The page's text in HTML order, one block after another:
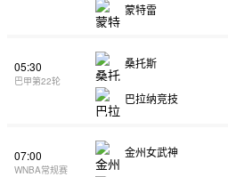
蒙特雷
05:30
巴甲第22轮
桑托斯
巴拉纳竞技
07:00
WNBA常规赛
金州女武神